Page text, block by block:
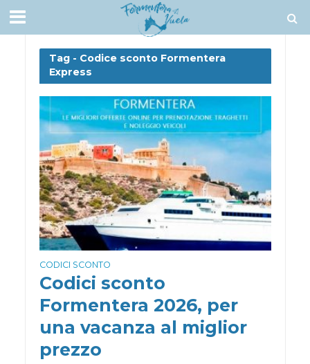
Tag - Codice sconto Formentera
Express
CODICI SCONTO
Codici sconto
Formentera 2026, per
una vacanza al miglior
prezzo